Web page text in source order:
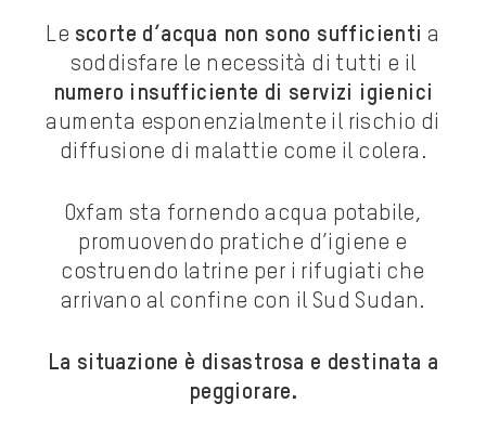
Le scorte d’acqua non sono sufficienti a
soddisfare le necessità di tutti e il
numero insufficiente di servizi igienici
aumenta esponenzialmente il rischio di
diffusione di malattie come il colera.
Oxfam sta fornendo acqua potabile,
promuovendo pratiche d’igiene e
costruendo latrine per i rifugiati che
arrivano al confine con il Sud Sudan.
La situazione è disastrosa e destinata a
peggiorare.